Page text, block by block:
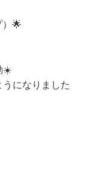
🌟
☀️
になりました